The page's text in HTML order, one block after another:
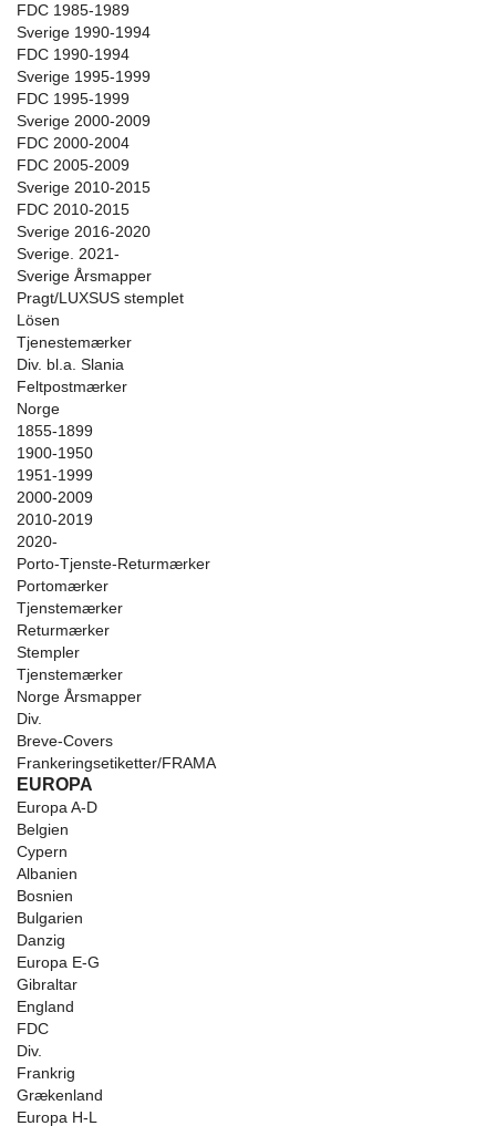
FDC 1985-1989
Sverige 1990-1994
FDC 1990-1994
Sverige 1995-1999
FDC 1995-1999
Sverige 2000-2009
FDC 2000-2004
FDC 2005-2009
Sverige 2010-2015
FDC 2010-2015
Sverige 2016-2020
Sverige. 2021-
Sverige Årsmapper
Pragt/LUXSUS stemplet
Lösen
Tjenestemærker
Div. bl.a. Slania
Feltpostmærker
Norge
1855-1899
1900-1950
1951-1999
2000-2009
2010-2019
2020-
Porto-Tjenste-Returmærker
Portomærker
Tjenstemærker
Returmærker
Stempler
Tjenstemærker
Norge Årsmapper
Div.
Breve-Covers
Frankeringsetiketter/FRAMA
EUROPA
Europa A-D
Belgien
Cypern
Albanien
Bosnien
Bulgarien
Danzig
Europa E-G
Gibraltar
England
FDC
Div.
Frankrig
Grækenland
Europa H-L